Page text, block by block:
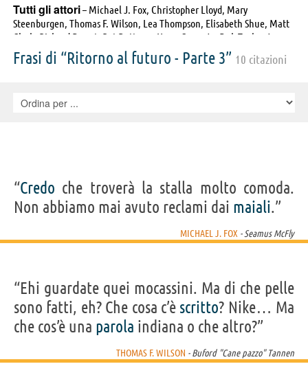
Tutti gli attori– Michael J. Fox, Christopher Lloyd, Mary
Steenburgen, Thomas F. Wilson, Lea Thompson, Elisabeth Shue, Matt
Clark, Richard Dysart, Pat Buttram, Harry Carey Jr., Dub Taylor, James
Tolkan, Marc McClure, Wendie Jo Sperber, Jeffrey Weissman,
Christopher Wynne, Sean Sullivan, Mike Watson, Hugh Gillin, Burton
Dannel Evans, Leslie A. Prickett, Dean Cundey, Jo B. Cummings, Steve
Frasi di “Ritorno al futuro - Parte 3” 10 citazioni
“Credo che troverà la stalla molto comoda.
Non abbiamo mai avuto reclami dai maiali.”
MICHAEL J. FOX - Seamus McFly
“Ehi guardate quei mocassini. Ma di che pelle
sono fatti, eh? Che cosa c’è scritto? Nike… Ma
che cos’è una parola indiana o che altro?”
THOMAS F. WILSON - Buford "Cane pazzo" Tannen